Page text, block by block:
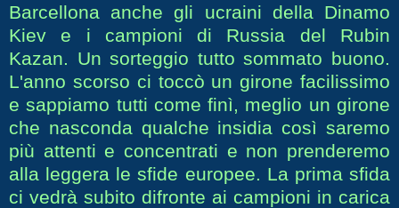
Barcellona anche gli ucraini della Dinamo
Kiev e i campioni di Russia del Rubin
Kazan. Un sorteggio tutto sommato buono.
L'anno scorso ci toccò un girone facilissimo
e sappiamo tutti come finì, meglio un girone
che nasconda qualche insidia così saremo
più attenti e concentrati e non prenderemo
alla leggera le sfide europee. La prima sfida
ci vedrà subito difronte ai campioni in carica